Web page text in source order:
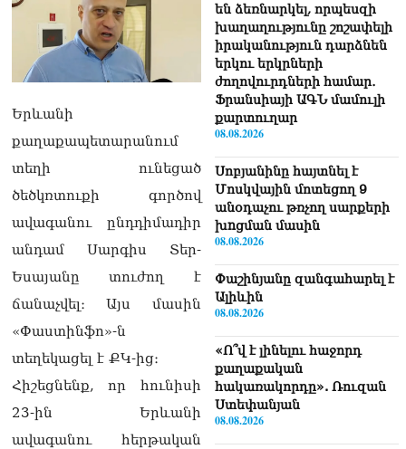
Երևանի
քաղաքապետարանում
տեղի ունեցած
ծեծկռտուքի գործով
ավագանու ընդդիմադիր
անդամ Սարգիս Տեր-
Եսայանը տուժող է
ճանաչվել։ Այս մասին
«Փաստինֆո»-ն
տեղեկացել է ՔԿ-ից։
Հիշեցնենք, որ հունիսի
23-ին Երևանի
ավագանու հերթական
են ձեռնարկել, որպեսզի
խաղաղությունը շոշափելի
իրականություն դարձնեն
երկու երկրների
ժողովուրդների համար․
Ֆրանսիայի ԱԳՆ մամուլի
քարտուղար
08.08.2026
Սոբյանինը հայտնել է
Մոսկվային մոտեցող 9
անօդաչու թռչող սարքերի
խnցման մասին
08.08.2026
Փաշինյանը զանգահարել է
Ալիևին
08.08.2026
«Ո՞վ է լինելու հաջորդ
քաղաքական
հակառակորդը». Ռուզան
Ստեփանյան
08.08.2026